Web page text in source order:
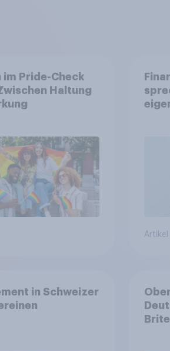
im Pride-Check
Haltung
Artikel
in Schweizer